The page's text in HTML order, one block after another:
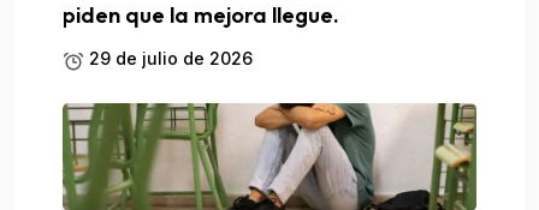
piden que la mejora llegue.
29 de julio de 2026